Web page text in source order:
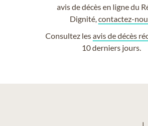
avis de décès en ligne du
Dignité,contactez-
Consultez lesavis de décès
10 derniers jours.